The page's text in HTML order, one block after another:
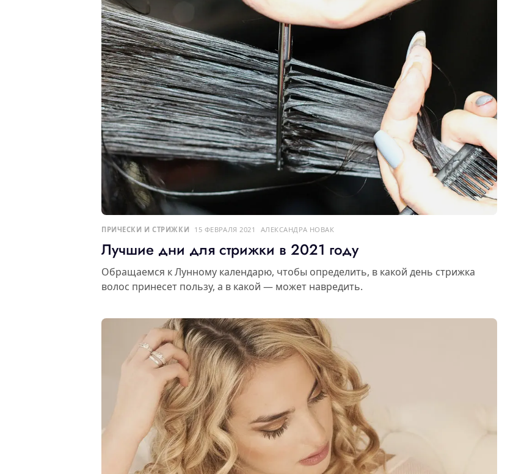
ПРИЧЕСКИ И СТРИЖКИ 15 ФЕВРАЛЯ 2021 АЛЕКСАНДРА НОВАК
Лучшие дни для стрижки в 2021 году
Обращаемся к Лунному календарю, чтобы определить, в какой день стрижка
волос принесет пользу, а в какой — может навредить.